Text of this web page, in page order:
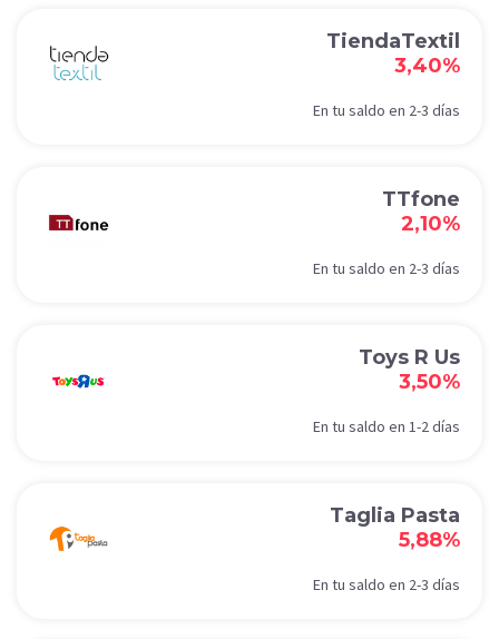
TiendaTextil
3,40%
En tu saldo en 2-3 días
TTfone
2,10%
En tu saldo en 2-3 días
Toys R Us
3,50%
En tu saldo en 1-2 días
Taglia Pasta
5,88%
En tu saldo en 2-3 días